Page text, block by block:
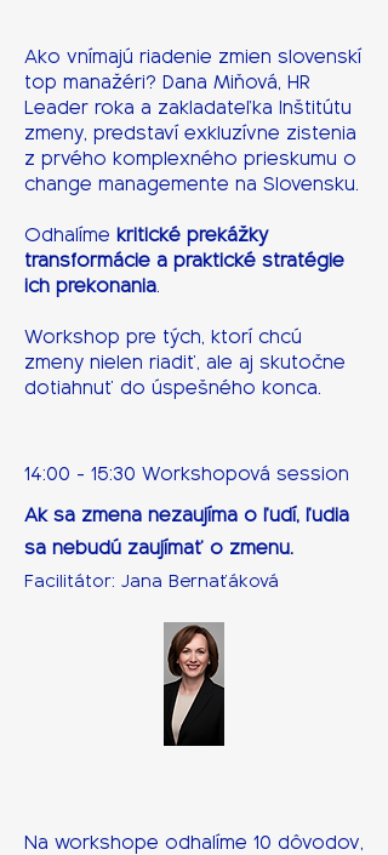
Ako vnímajú riadenie zmien slovenskí
top manažéri? Dana Miňová, HR
Leader roka a zakladateľka Inštitútu
zmeny, predstaví exkluzívne zistenia
z prvého komplexného prieskumu o
change managemente na Slovensku.
Odhalíme kritické prekážky
transformácie a praktické stratégie
ich prekonania.
Workshop pre tých, ktorí chcú
zmeny nielen riadiť, ale aj skutočne
dotiahnuť do úspešného konca.
14:00 - 15:30 Workshopová session
Ak sa zmena nezaujíma o ľudí, ľudia
sa nebudú zaujímať o zmenu.
Facilitátor: Jana Bernaťáková
Na workshope odhalíme 10 dôvodov,